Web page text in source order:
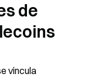
de
vincula